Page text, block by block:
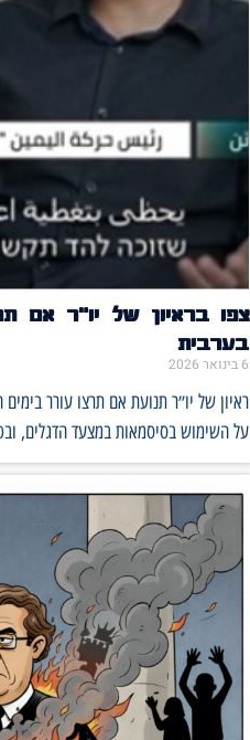
צפו בראיון של יו״ר אם
בערבית
6 בינואר 2026
ראיון של יו״ר תנועת אם תרצו עורר
על השימוש בסיסמאות במצעד הדגלים,